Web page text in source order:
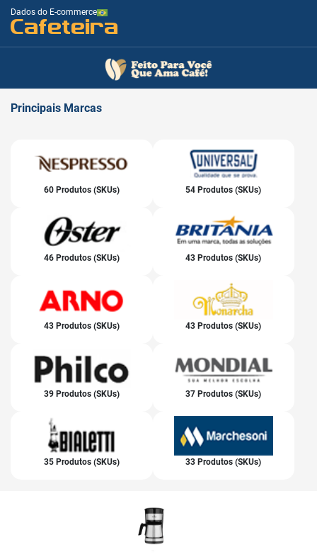
Dados do E-commerce
Cafeteira
Principais Marcas
60 Produtos (SKUs) 54 Produtos (SKUs)
46 Produtos (SKUs) 43 Produtos (SKUs)
43 Produtos (SKUs) 43 Produtos (SKUs)
39 Produtos (SKUs) 37 Produtos (SKUs)
35 Produtos (SKUs) 33 Produtos (SKUs)